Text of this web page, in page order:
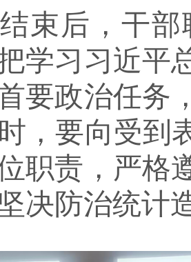
束后，干
学习习近平
要政治任务
，要向受到
职责，严格
决防治统计